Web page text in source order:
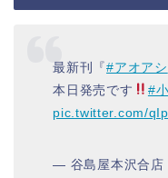
最新刊『#アオアシ
本日発売です
#
pic.twitter.com/
— 谷島屋本沢合店